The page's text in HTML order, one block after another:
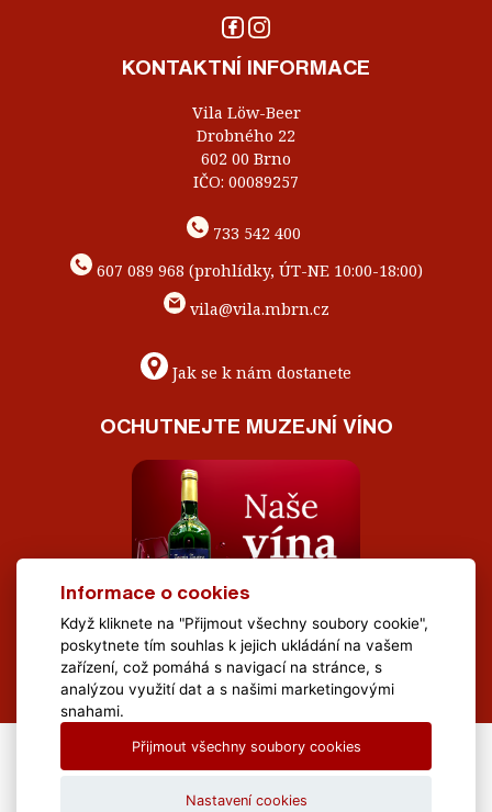
KONTAKTNÍ INFORMACE
Vila Löw-Beer
Drobného 22
602 00 Brno
IČO: 00089257
733 542 400
607 089 968 (prohlídky, ÚT-NE 10:00-18:00)
vila@vila.mbrn.cz
Jak se k nám dostanete
OCHUTNEJTE MUZEJNÍ VÍNO
All Rights Reserved Muzeum Brněnska © 2020, Webdesign by
Informace o cookies
Když kliknete na "Přijmout všechny soubory cookie",
poskytnete tím souhlas k jejich ukládání na vašem
zařízení, což pomáhá s navigací na stránce, s
analýzou využití dat a s našimi marketingovými
snahami.
Přijmout všechny soubory cookies
Nastavení cookies